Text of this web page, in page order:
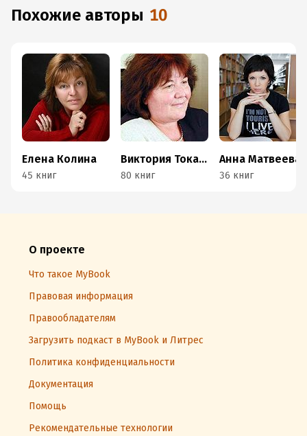
Похожие авторы 10
Елена Колина
45 книг
Виктория Токарева
80 книг
Анна Матвеева
36 книг
О проекте
Что такое MyBook
Правовая информация
Правообладателям
Загрузить подкаст в MyBook и Литрес
Политика конфиденциальности
Документация
Помощь
Рекомендательные технологии